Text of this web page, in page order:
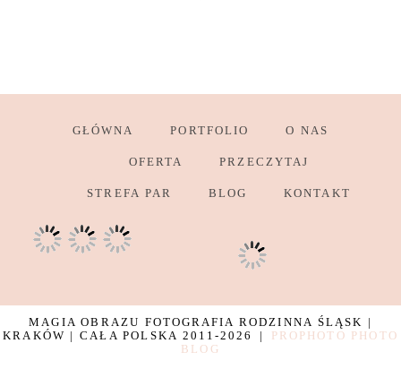
GŁÓWNA PORTFOLIO O NAS
OFERTA PRZECZYTAJ
STREFA PAR BLOG KONTAKT
MAGIA OBRAZU FOTOGRAFIA RODZINNA ŚLĄSK |
KRAKÓW | CAŁA POLSKA 2011-2026
|
PROPHOTO PHOTO
BLOG